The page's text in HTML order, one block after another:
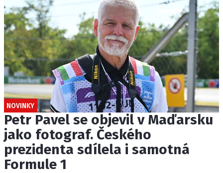
NOVINKY
Petr Pavel se objevil v Maďarsku
jako fotograf. Českého
prezidenta sdílela i samotná
Formule 1